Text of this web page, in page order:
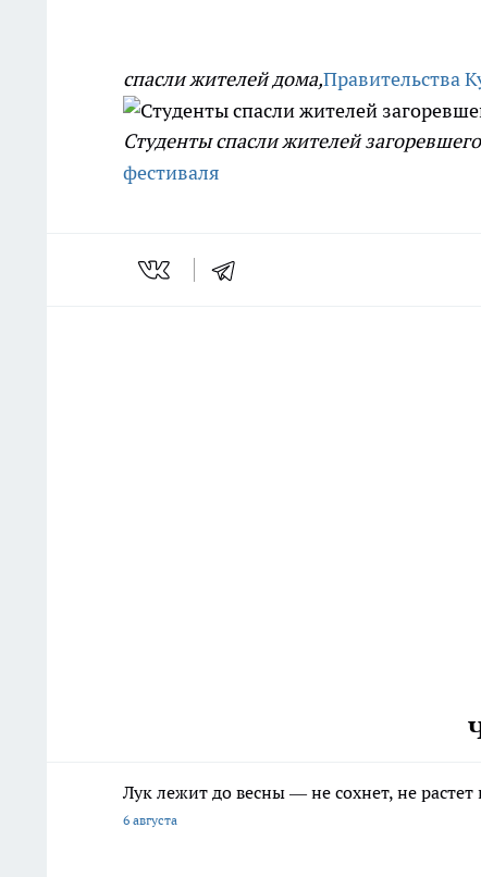
спасли жителей дома,Правительства
Студенты спасли жителей
фестиваля
Лук лежит до весны — не сохнет, не
6 августа